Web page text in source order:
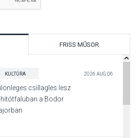
FRISS MŰSOR
KULTÚRA 2026 AUG 06
csillagles lesz
a Bodor